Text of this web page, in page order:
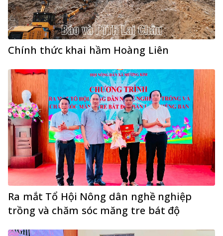
Chính thức khai hầm Hoàng Liên
Ra mắt Tổ Hội Nông dân nghề nghiệp
trồng và chăm sóc măng tre bát độ